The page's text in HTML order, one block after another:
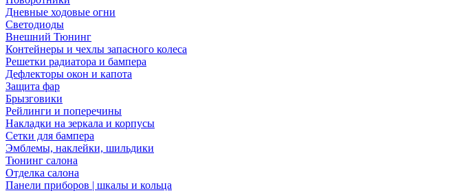
Дневные ходовые огни
Светодиоды
Внешний Тюнинг
Контейнеры и чехлы запасного колеса
Решетки радиатора и бампера
Дефлекторы окон и капота
Защита фар
Брызговики
Рейлинги и поперечины
Накладки на зеркала и корпусы
Сетки для бампера
Эмблемы, наклейки, шильдики
Тюнинг салона
Отделка салона
Панели приборов | шкалы и кольца